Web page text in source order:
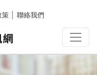
策 聯絡我們